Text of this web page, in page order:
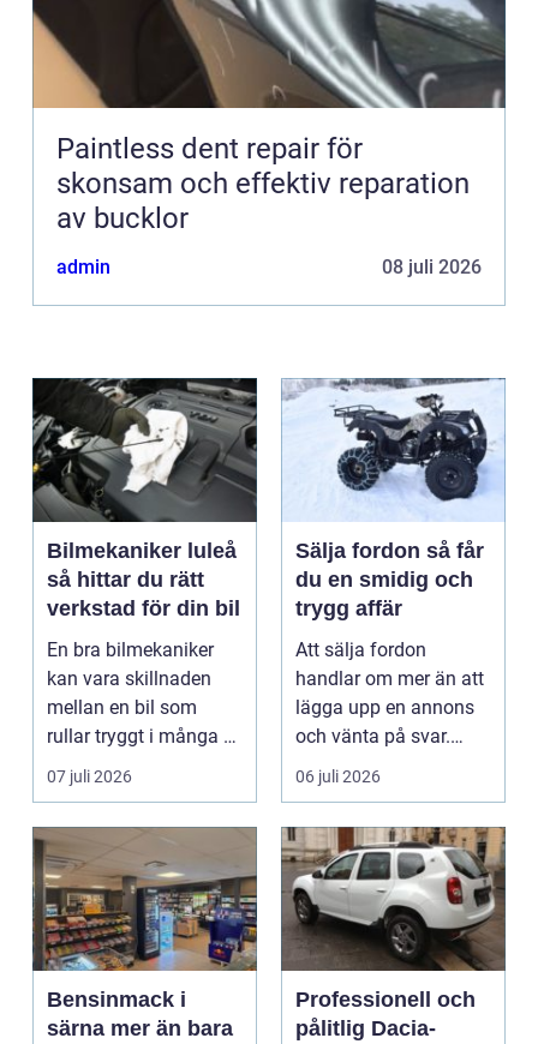
Paintless dent repair för
skonsam och effektiv reparation
av bucklor
admin 08 juli 2026
Bilmekaniker luleå
så hittar du rätt
verkstad för din bil
En bra bilmekaniker
kan vara skillnaden
mellan en bil som
rullar tryggt i många år
och återkommande ...
07 juli 2026
Sälja fordon så får
du en smidig och
trygg affär
Att sälja fordon
handlar om mer än att
lägga upp en annons
och vänta på svar.
Många vill få en bra
p...
06 juli 2026
Bensinmack i
särna mer än bara
Professionell och
pålitlig Dacia-